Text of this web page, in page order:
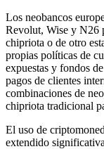
Los neobancos
Revolut, Wise y N26
chipriota o de otro
propias políticas de
expuestas y fondos
pagos de clientes
combinaciones de
chipriota tradicional
El uso de
extendido